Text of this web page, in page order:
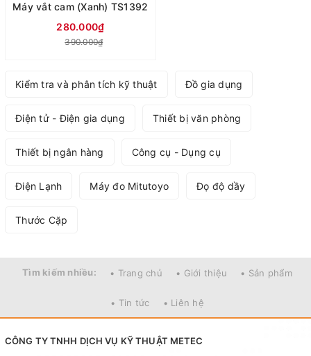
Máy vắt cam (Xanh) TS1392
280.000₫
390.000₫
Kiểm tra và phân tích kỹ thuật Đồ gia dụng
Điện tử - Điện gia dụng Thiết bị văn phòng
Thiết bị ngân hàng Công cụ - Dụng cụ
Điện Lạnh Máy đo Mitutoyo Đọ độ dầy
Thước Cặp
Tìm kiếm nhiều: • Trang chủ • Giới thiệu • Sản phẩm
• Tin tức • Liên hệ
CÔNG TY TNHH DỊCH VỤ KỸ THUẬT METEC